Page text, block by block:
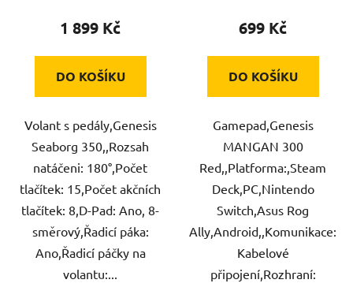
1 899 Kč
DO KOŠÍKU
Volant s pedály,Genesis
Seaborg 350,,Rozsah
natáčeni: 180°,Počet
tlačítek: 15,Počet akčních
tlačítek: 8,D-Pad: Ano, 8-
směrový,Řadicí páka:
Ano,Řadicí páčky na
volantu:...
699 Kč
DO KOŠÍKU
Gamepad,Genesis
MANGAN 300
Red,,Platforma:,Steam
Deck,PC,Nintendo
Switch,Asus Rog
Ally,Android,,Komunikace:
Kabelové
připojení,Rozhraní: